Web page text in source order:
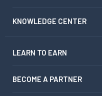
KNOWLEDGE CENTER
LEARN TO EARN
BECOME A PARTNER